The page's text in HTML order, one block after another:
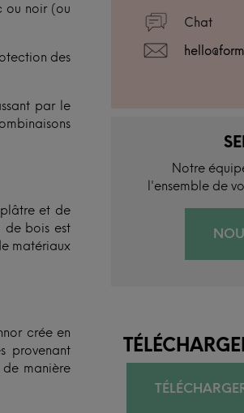
ou noir (ou
des
par le
et de
de bois est
matériaux
crée en
provenant
manière
Chat
Notre
l'ensemble de